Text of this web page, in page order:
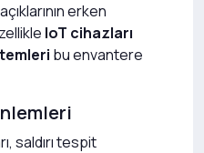
erken
IoT cihazları
bu envantere
saldırı tespit